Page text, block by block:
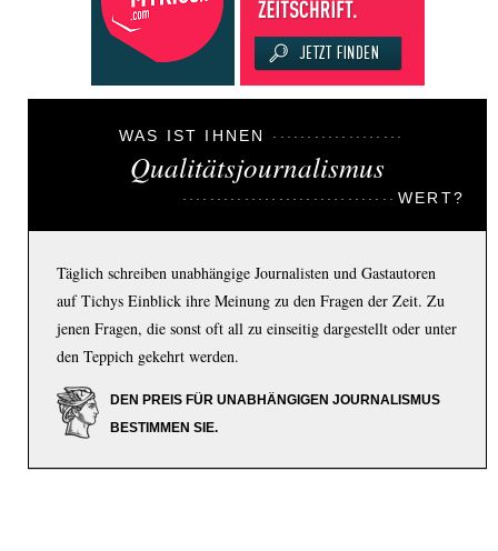
WAS IST IHNEN
Qualitätsjournalismus
WERT?
Täglich schreiben unabhängige Journalisten und Gastautoren
auf Tichys Einblick ihre Meinung zu den Fragen der Zeit. Zu
jenen Fragen, die sonst oft all zu einseitig dargestellt oder unter
den Teppich gekehrt werden.
DEN PREIS FÜR UNABHÄNGIGEN JOURNALISMUS
BESTIMMEN SIE.